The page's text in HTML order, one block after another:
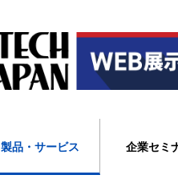
製品・サービス 企業セミ